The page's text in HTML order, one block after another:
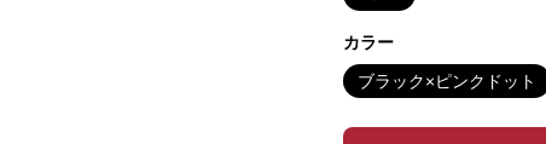
カラー
ブラック×ピンクドット